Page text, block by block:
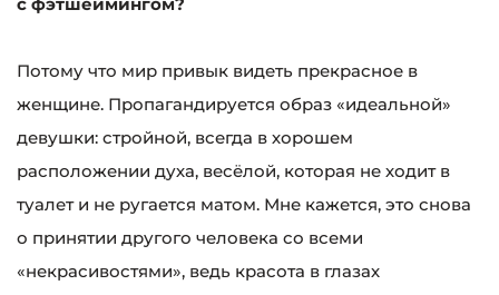
Потому что мир привык видеть прекрасное в
женщине. Пропагандируется образ «идеальной»
девушки: стройной, всегда в хорошем
расположении духа, весёлой, которая не ходит в
туалет и не ругается матом. Мне кажется, это снова
о принятии другого человека со всеми
«некрасивостями», ведь красота в глазах